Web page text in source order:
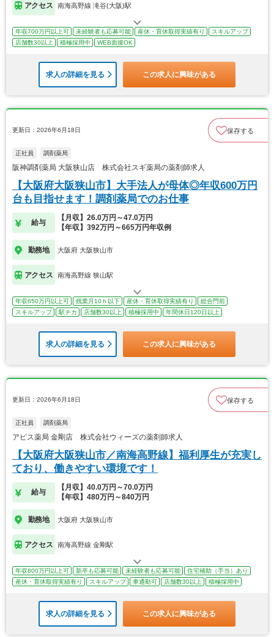
アクセス 南海高野線 滝谷(大阪)駅
年収700万円以上可 未経験者も応募可能 産休・育休取得実績有り
スキルアップ
店舗数30以上
積極採用中 WEB面接OK
求人の詳細を見る この求人に興味がある
更新日：2026年6月18日 保存する
正社員 調剤薬局
阪神調剤薬局 大阪狭山店 株式会社スギ薬局の薬剤師求人
【大阪府大阪狭山市】大手法人が母体◎年収600万円
台も目指せます！調剤薬局でのお仕事
給与
【月収】26.0万円～47.0万円
【年収】392万円～665万円年収例
勤務地 大阪府 大阪狭山市
アクセス 南海高野線 狭山駅
年収650万円以上可 残業月10ｈ以下 産休・育休取得実績有り
総合門前
スキルアップ
駅チカ 店舗数30以上 積極採用中 年間休日120日以上
求人の詳細を見る この求人に興味がある
更新日：2026年6月18日 保存する
正社員 調剤薬局
アピス薬局 金剛店 株式会社ウィーズの薬剤師求人
【大阪府大阪狭山市／南海高野線】福利厚生が充実し
ており、働きやすい環境です！
給与
【月収】40.0万円～70.0万円
【年収】480万円～840万円
勤務地 大阪府 大阪狭山市
アクセス 南海高野線 金剛駅
年収800万円以上可 新卒も応募可能 未経験者も応募可能
住宅補助（手当）あり
産休・育休取得実績有り
スキルアップ 車通勤可 店舗数30以上 積極採用中
求人の詳細を見る この求人に興味がある